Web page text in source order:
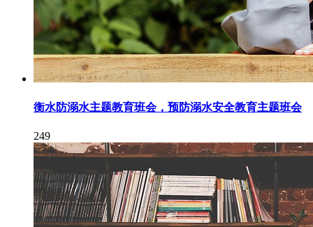
衡水防溺水主题教育班会，预防溺水安全教育主题班会
249